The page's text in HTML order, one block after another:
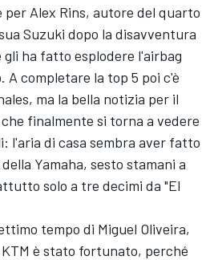
per Alex Rins, autore del quarto
Suzuki dopo la disavventura
gli ha fatto esplodere l'airbag
A completare la top 5 poi c'è
ma la bella notizia per il
finalmente si torna a vedere
: l'aria di casa sembra aver fatto
Yamaha, sesto stamani a
solo a tre decimi da "El
tempo di Miguel Oliveira,
è stato fortunato, perché